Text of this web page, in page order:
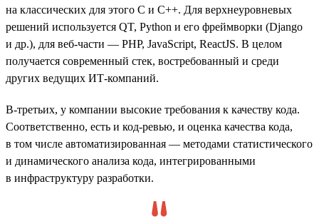
на классических для этого С и C++. Для верхнеуровневых
решений используется QT, Python и его фреймворки (Django
и др.), для веб-части — PHP, JavaScript, ReactJS. В целом
получается современный стек, востребованный и среди
других ведущих ИТ-компаний.
В-третьих, у компании высокие требования к качеству кода.
Соответственно, есть и код-ревью, и оценка качества кода,
в том числе автоматизированная — методами статистического
и динамического анализа кода, интегрированными
в инфраструктуру разработки.